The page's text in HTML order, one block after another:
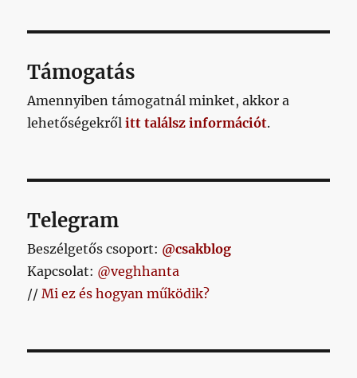
érkezett
című
bejegyzéshez
Támogatás
Amennyiben támogatnál minket, akkor a
lehetőségekrőlitt találsz információt.
Telegram
Beszélgetős csoport: @csakblog
Kapcsolat: @veghhanta
//Mi ez és hogyan működik?